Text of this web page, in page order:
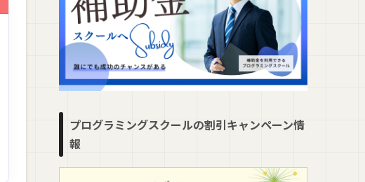
プログラミングスクールの割引キャンペーン情
報